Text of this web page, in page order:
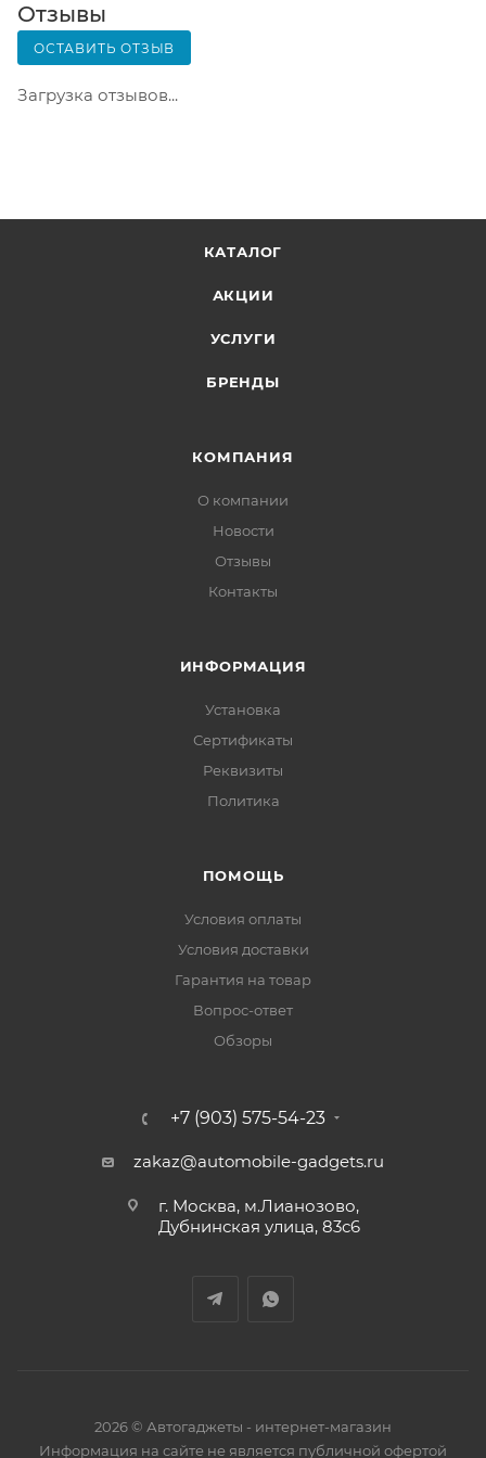
Вскрывать коробку самостоятельно вы можете
только после оплаты заказа. Один заказ может
содержать не больше 10 позиций и его стоимость
не должна превышать 100 000 р.
Отзывы
ОСТАВИТЬ ОТЗЫВ
Загрузка отзывов...
КАТАЛОГ
АКЦИИ
УСЛУГИ
БРЕНДЫ
КОМПАНИЯ
О компании
Новости
Отзывы
Контакты
ИНФОРМАЦИЯ
Установка
Сертификаты
Реквизиты
Политика
ПОМОЩЬ
Условия оплаты
Условия доставки
Гарантия на товар
Вопрос-ответ
Обзоры
+7 (903) 575-54-23
zakaz@automobile-gadgets.ru
г. Москва, м.Лианозово,
Дубнинская улица, 83с6
2026 © Автогаджеты - интернет-магазин
Информация на сайте не является публичной офертой